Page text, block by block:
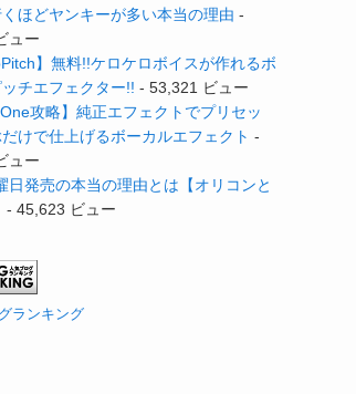
ほどヤンキーが多い本当の理由 -
ュー
】無料!!ケロケロボイスが作れるボ
チエフェクター!! - 53,321 ビュー
攻略】純正エフェクトでプリセッ
だけで仕上げるボーカルエフェクト -
ュー
日発売の本当の理由とは【オリコンと
- 45,623 ビュー
ランキング